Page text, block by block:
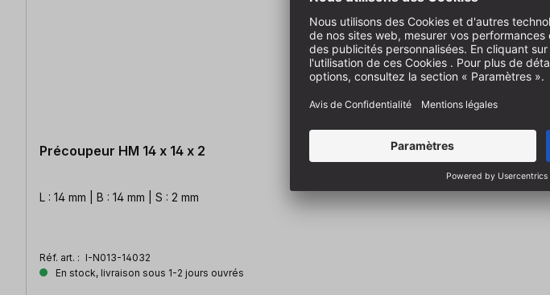
Précoupeur HM 14 x 14 x 2
L : 14 mm | B : 14 mm | S : 2 mm
Réf. art. : I-N013-14032
En stock, livraison sous 1-2 jours ouvrés